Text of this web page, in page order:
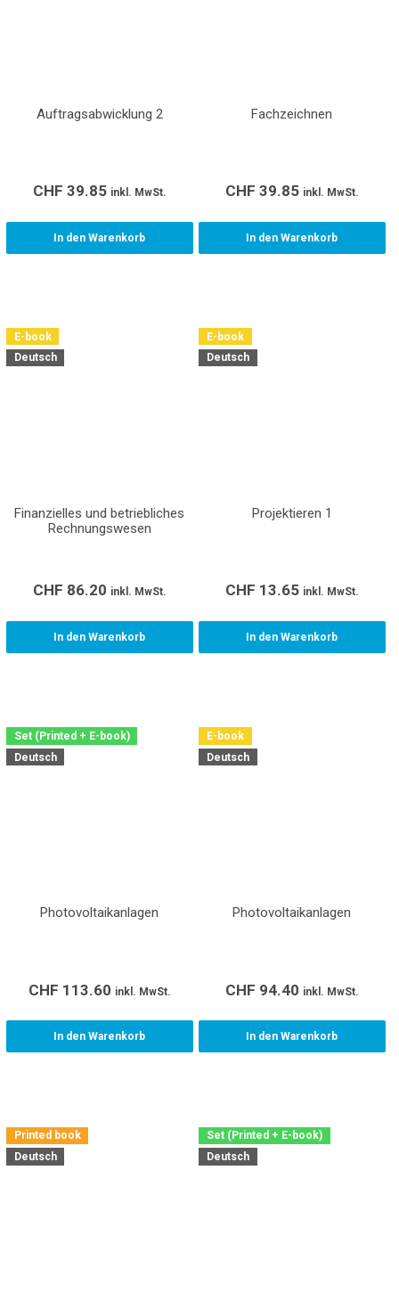
Auftragsabwicklung 2
CHF 39.85 inkl. MwSt.
In den Warenkorb
Fachzeichnen
CHF 39.85 inkl. MwSt.
In den Warenkorb
E-book
Deutsch
Finanzielles und betriebliches
Rechnungswesen
CHF 86.20 inkl. MwSt.
In den Warenkorb
E-book
Deutsch
Projektieren 1
CHF 13.65 inkl. MwSt.
In den Warenkorb
Set (Printed + E-book)
Deutsch
Photovoltaikanlagen
CHF 113.60 inkl. MwSt.
In den Warenkorb
E-book
Deutsch
Photovoltaikanlagen
CHF 94.40 inkl. MwSt.
In den Warenkorb
Printed book
Deutsch
Set (Printed + E-book)
Deutsch